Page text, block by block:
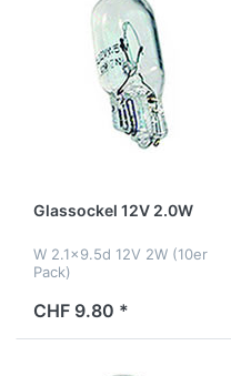
Glassockel 12V 2.0W
W 2.1x9.5d 12V 2W (10er
Pack)
CHF 9.80 *